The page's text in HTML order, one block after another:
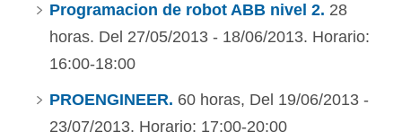
Programacion de robot ABB nivel 2. 28
horas. Del 27/05/2013 - 18/06/2013. Horario:
16:00-18:00
PROENGINEER. 60 horas, Del 19/06/2013 -
23/07/2013. Horario: 17:00-20:00